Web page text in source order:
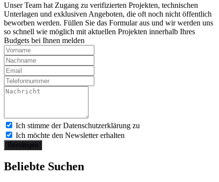
Unser Team hat Zugang zu verifizierten Projekten, technischen
Unterlagen und exklusiven Angeboten, die oft noch nicht öffentlich
beworben werden. Füllen Sie das Formular aus und wir werden uns
so schnell wie möglich mit aktuellen Projekten innerhalb Ihres
Budgets bei Ihnen melden
Ich stimme der Datenschutzerklärung zu
Ich möchte den Newsletter erhalten
Bestätigen
Beliebte Suchen